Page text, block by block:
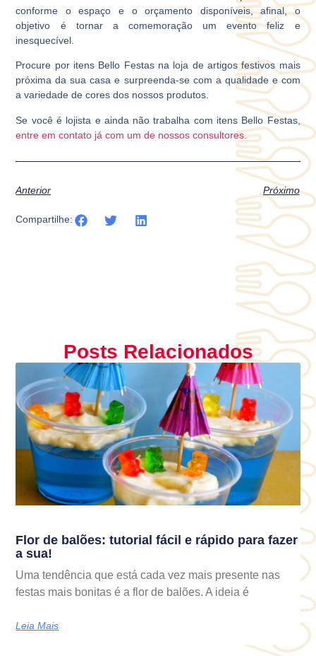
conforme o espaço e o orçamento disponíveis, afinal, o
objetivo é tornar a comemoração um evento feliz e
inesquecível.
Procure por itens Bello Festasna loja de artigos festivos mais
próxima da sua casa e surpreenda-se com a qualidade e com
a variedade de cores dos nossos produtos.
Se você é lojista e ainda não trabalha com itens Bello Festas,
entre em contato já com um de nossos consultores.
Anterior Próximo
Compartilhe:
Posts Relacionados
Flor de balões: tutorial fácil e rápido para fazer
a sua!
Uma tendência que está cada vez mais presente nas
festas mais bonitas é a flor de balões. A ideia é
Leia Mais